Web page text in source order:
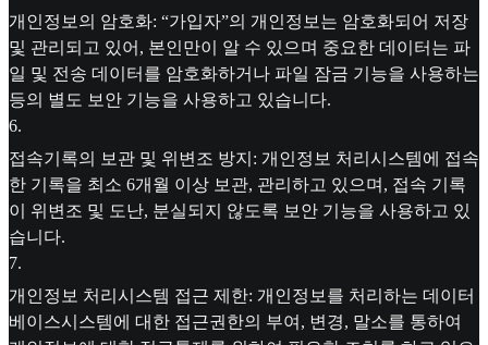
개인정보의 암호화: “가입자”의 개인정보는 암호화되어 저장
및 관리되고 있어, 본인만이 알 수 있으며 중요한 데이터는 파
일 및 전송 데이터를 암호화하거나 파일 잠금 기능을 사용하는
등의 별도 보안 기능을 사용하고 있습니다.
6.
접속기록의 보관 및 위변조 방지: 개인정보 처리시스템에 접속
한 기록을 최소 6개월 이상 보관, 관리하고 있으며, 접속 기록
이 위변조 및 도난, 분실되지 않도록 보안 기능을 사용하고 있
습니다.
7.
개인정보 처리시스템 접근 제한: 개인정보를 처리하는 데이터
베이스시스템에 대한 접근권한의 부여, 변경, 말소를 통하여